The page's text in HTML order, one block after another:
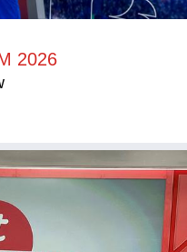
2026